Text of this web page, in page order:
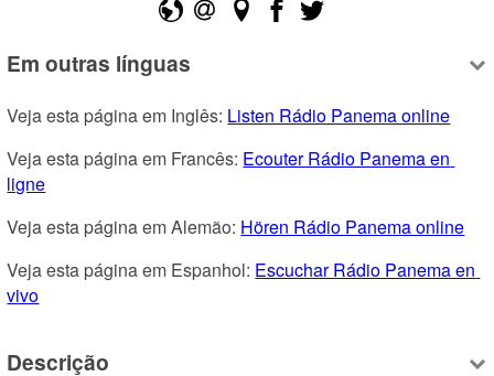
Em outras línguas
Veja esta página em Inglês: Listen Rádio Panema online
Veja esta página em Francês: Ecouter Rádio Panema en
ligne
Veja esta página em Alemão: Hören Rádio Panema online
Veja esta página em Espanhol: Escuchar Rádio Panema en
vivo
Descrição